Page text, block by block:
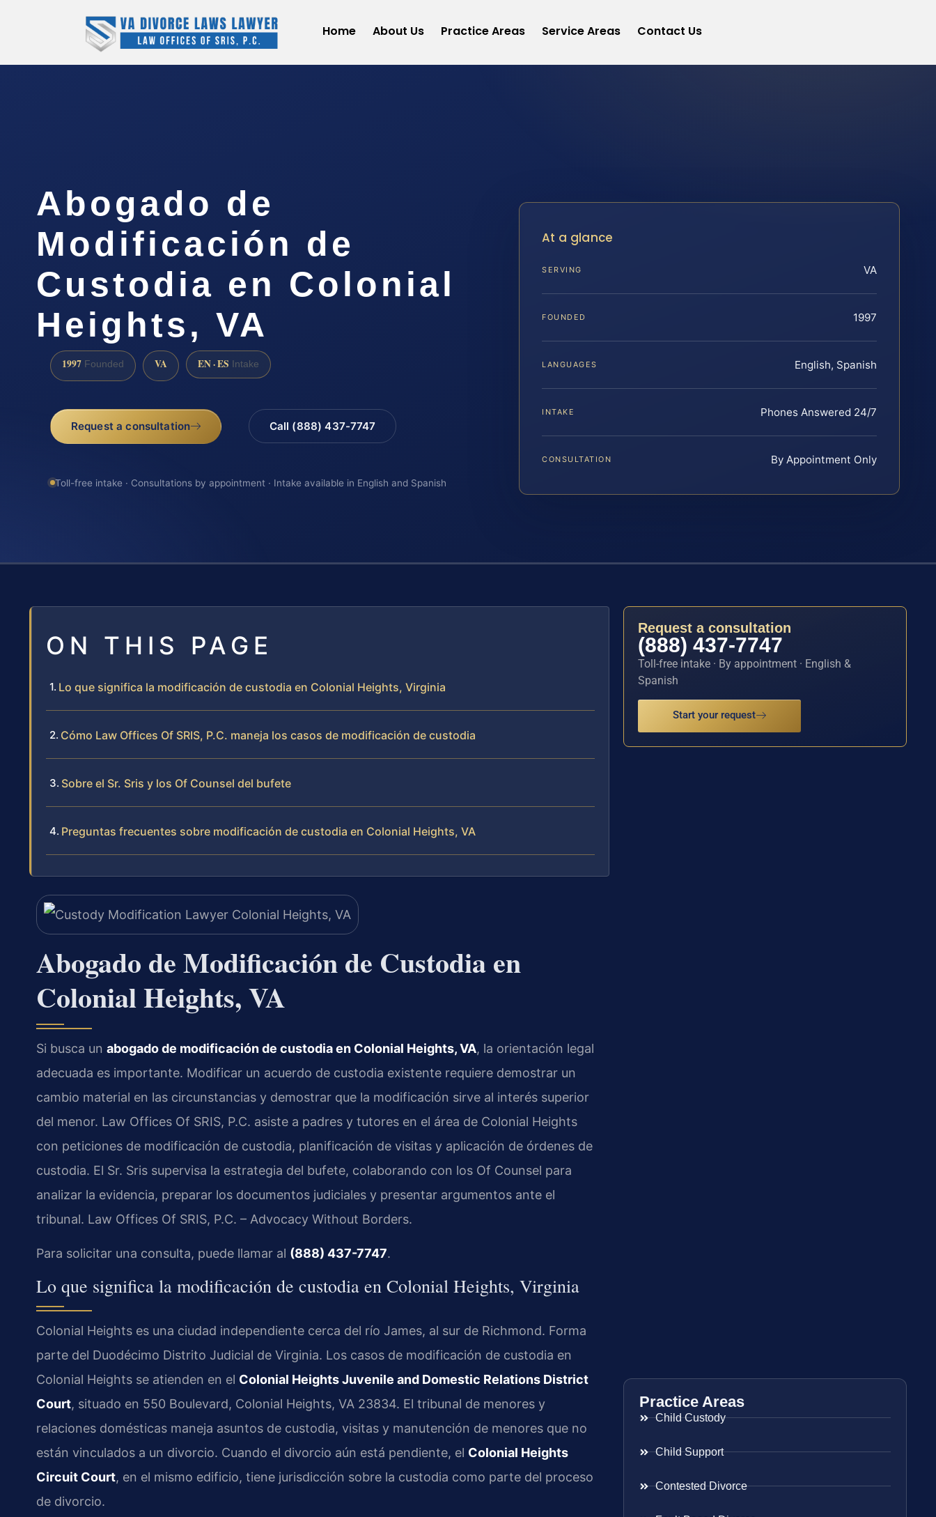
Home About Us Practice Areas Service Areas Contact Us
Abogado de
Modificación de
Custodia en Colonial
Heights, VA
1997 Founded VA EN · ES Intake
Request a consultation Call (888) 437-7747
Toll-free intake · Consultations by appointment · Intake available in English and Spanish
At a glance
SERVING VA
FOUNDED 1997
LANGUAGES English, Spanish
INTAKE Phones Answered 24/7
CONSULTATION By Appointment Only
ON THIS PAGE
Lo que significa la modificación de custodia en Colonial Heights, Virginia
Cómo Law Offices Of SRIS, P.C. maneja los casos de modificación de custodia
Sobre el Sr. Sris y los Of Counsel del bufete
Preguntas frecuentes sobre modificación de custodia en Colonial Heights, VA
Abogado de Modificación de Custodia en
Colonial Heights, VA
Si busca un abogado de modificación de custodia en Colonial Heights, VA, la orientación legal
adecuada es importante. Modificar un acuerdo de custodia existente requiere demostrar un
cambio material en las circunstancias y demostrar que la modificación sirve al interés superior
del menor. Law Offices Of SRIS, P.C. asiste a padres y tutores en el área de Colonial Heights
con peticiones de modificación de custodia, planificación de visitas y aplicación de órdenes de
custodia. El Sr. Sris supervisa la estrategia del bufete, colaborando con los Of Counsel para
analizar la evidencia, preparar los documentos judiciales y presentar argumentos ante el
tribunal. Law Offices Of SRIS, P.C. – Advocacy Without Borders.
Para solicitar una consulta, puede llamar al (888) 437-7747.
Lo que significa la modificación de custodia en Colonial Heights, Virginia
Colonial Heights es una ciudad independiente cerca del río James, al sur de Richmond. Forma
parte del Duodécimo Distrito Judicial de Virginia. Los casos de modificación de custodia en
Colonial Heights se atienden en el Colonial Heights Juvenile and Domestic Relations District
Court, situado en 550 Boulevard, Colonial Heights, VA 23834. El tribunal de menores y
relaciones domésticas maneja asuntos de custodia, visitas y manutención de menores que no
están vinculados a un divorcio. Cuando el divorcio aún está pendiente, el Colonial Heights
Circuit Court, en el mismo edificio, tiene jurisdicción sobre la custodia como parte del proceso
de divorcio.
Request a consultation
(888) 437-7747
Toll-free intake · By appointment · English &
Spanish
Start your request
Practice Areas
Child Custody
Child Support
Contested Divorce